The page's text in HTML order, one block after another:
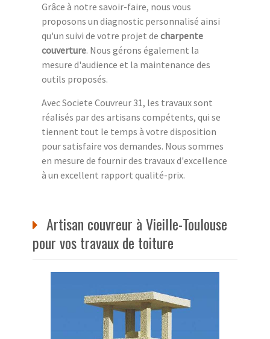
Grâce à notre savoir-faire, nous vous
proposons un diagnostic personnalisé ainsi
qu'un suivi de votre projet de charpente
couverture. Nous gérons également la
mesure d'audience et la maintenance des
outils proposés.
Avec Societe Couvreur 31, les travaux sont
réalisés par des artisans compétents, qui se
tiennent tout le temps à votre disposition
pour satisfaire vos demandes. Nous sommes
en mesure de fournir des travaux d'excellence
à un excellent rapport qualité-prix.
Artisan couvreur à Vieille-Toulouse
pour vos travaux de toiture